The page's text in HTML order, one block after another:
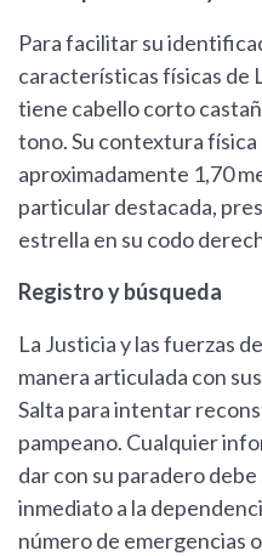
Para facilitar su
características físicas de
tiene cabello corto
tono. Su contextura física
aproximadamente 1,70
particular destacada,
estrella en su codo
Registro y búsqueda
La Justicia y las fuerzas
manera articulada con
Salta para intentar
pampeano. Cualquier
dar con su paradero
inmediato a la
número de emergencias